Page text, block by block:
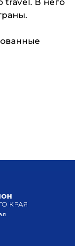
travel. В него
КРАЯ